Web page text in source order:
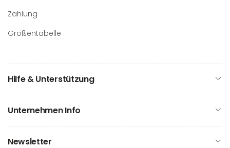
Zahlung
Größentabelle
Hilfe & Unterstützung
Unternehmen Info
Newsletter